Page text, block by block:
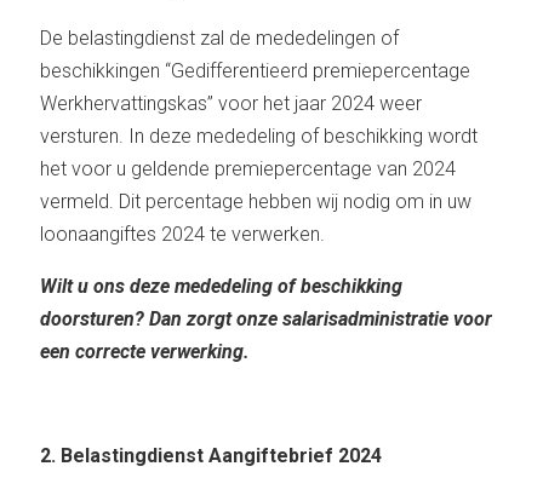
De belastingdienst zal de mededelingen of
beschikkingen “Gedifferentieerd premiepercentage
Werkhervattingskas” voor het jaar 2024 weer
versturen. In deze mededeling of beschikking wordt
het voor u geldende premiepercentage van 2024
vermeld. Dit percentage hebben wij nodig om in uw
loonaangiftes 2024 te verwerken.
Wilt u ons deze mededeling of beschikking
doorsturen? Dan zorgt onze salarisadministratie voor
een correcte verwerking.
2. Belastingdienst Aangiftebrief 2024